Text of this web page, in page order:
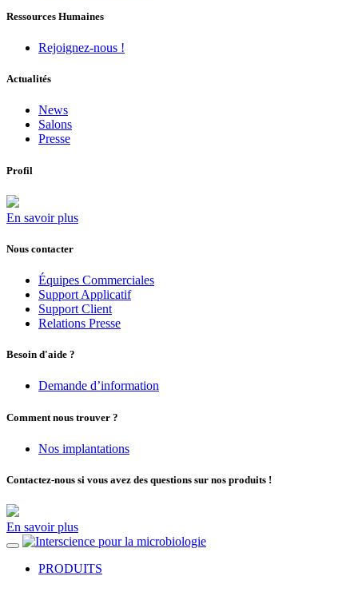
Ressources Humaines
Rejoignez-nous !
Actualités
News
Salons
Presse
Profil
En savoir plus
Nous contacter
Équipes Commerciales
Support Applicatif
Support Client
Relations Presse
Besoin d'aide ?
Demande d’information
Comment nous trouver ?
Nos implantations
Contactez-nous si vous avez des questions sur nos produits !
En savoir plus
pour la microbiologie
PRODUITS